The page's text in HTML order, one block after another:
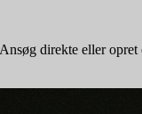
direkte eller